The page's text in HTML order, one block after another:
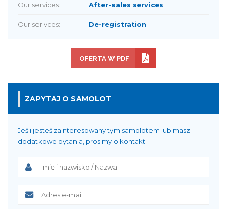
Our services: After-sales services
Our serivces: De-registration
OFERTA W PDF
ZAPYTAJ O SAMOLOT
Jeśli jesteś zainteresowany tym samolotem lub masz
dodatkowe pytania, prosimy o kontakt.